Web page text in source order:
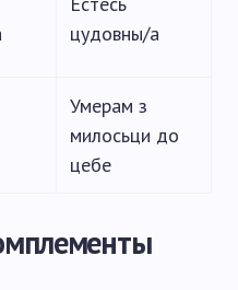
цудовны/а
Умерам з
милосьци до
цебе